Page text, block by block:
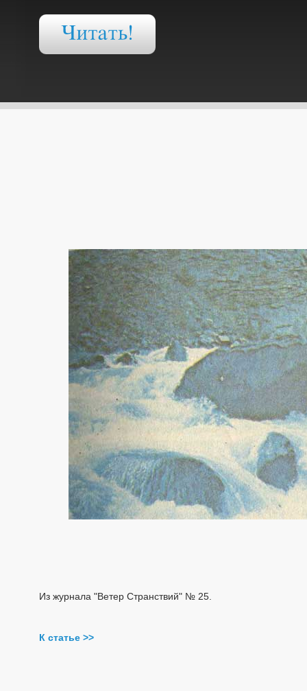
Из журнала "Ветер Странствий" № 25.
К статье >>